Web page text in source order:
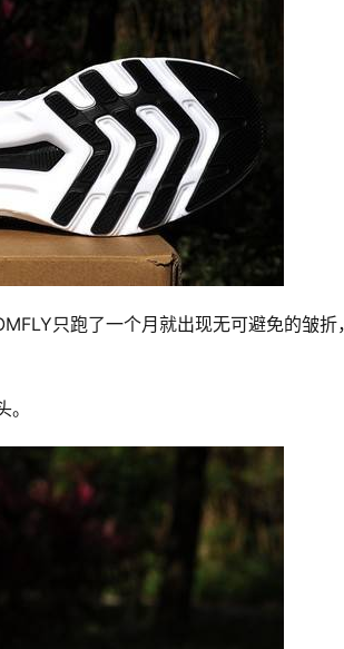
只跑了一个月就出现无可避免的皱折